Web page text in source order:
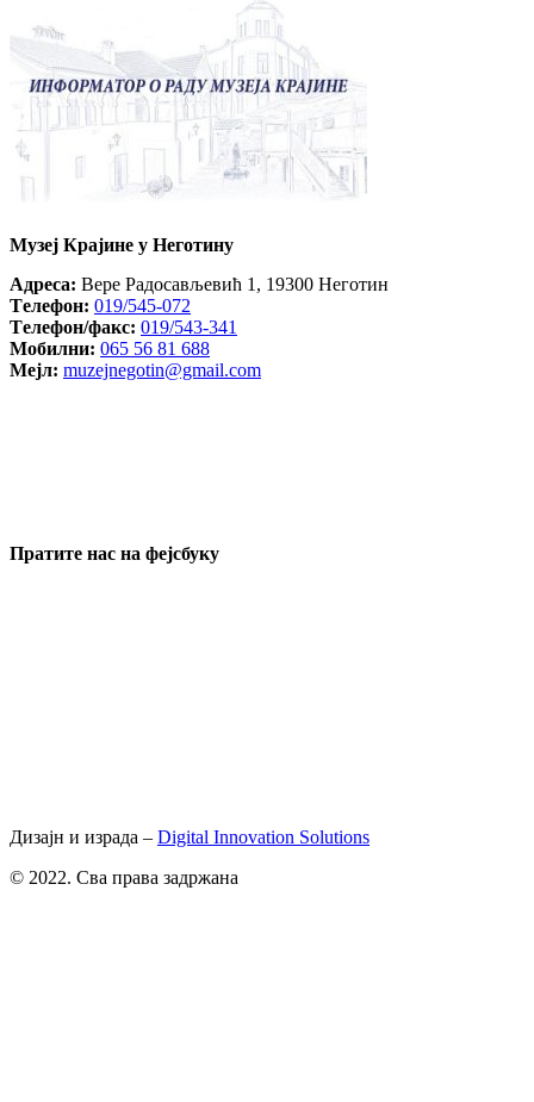
Музеј Крајине у Неготину
Aдреса: Вере Радосављевић 1, 19300 Неготин
Tелефон: 019/545-072
Tелефон/факс: 019/543-341
Mобилни: 065 56 81 688
Mејл: muzejnegotin@gmail.com
Пратите нас на фејсбуку
Дизајн и израда – Digital Innovation Solutions
© 2022. Сва права задржана